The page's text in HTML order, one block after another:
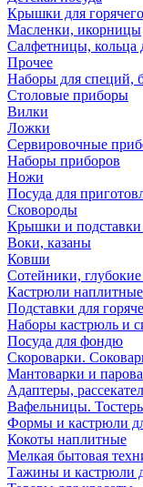
Крышки для
Масленки, икорницы
Салфетницы, кольца
Прочее
Наборы для специй,
Столовые приборы
Вилки
Ложки
Сервировочные
Наборы приборов
Ножи
Посуда для
Сковороды
Крышки и
Воки, казаны
Ковши
Сотейники,
Кастрюли наплитные
Подставки для
Наборы кастрюль и
Посуда для фондю
Скороварки.
Мантоварки и
Адаптеры,
Вафельницы.
Формы и кастрюли
Кокоты наплитные
Мелкая бытовая
Тажины и кастрюли